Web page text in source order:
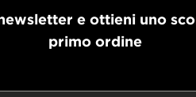
e ottieni uno
primo ordine